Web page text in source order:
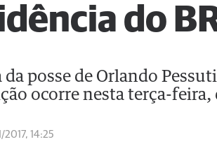
do
da posse de Orlando
ocorre nesta terça-feira,
2017, 14:25